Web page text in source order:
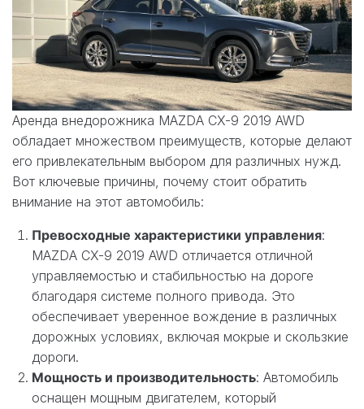
Аренда внедорожника MAZDA CX-9 2019 AWD
обладает множеством преимуществ, которые делают
его привлекательным выбором для различных нужд.
Вот ключевые причины, почему стоит обратить
внимание на этот автомобиль:
Превосходные характеристики управления:
MAZDA CX-9 2019 AWD отличается отличной
управляемостью и стабильностью на дороге
благодаря системе полного привода. Это
обеспечивает уверенное вождение в различных
дорожных условиях, включая мокрые и скользкие
дороги.
Мощность и производительность: Автомобиль
оснащен мощным двигателем, который